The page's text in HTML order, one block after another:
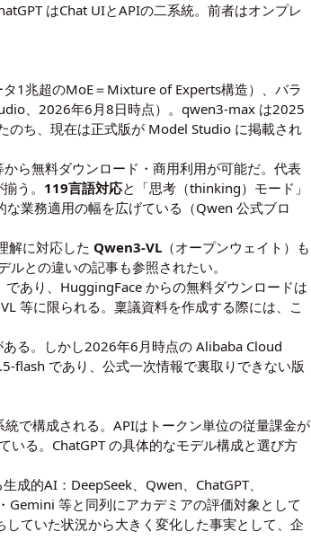
はChat UIとAPIの二系統。前者はオンプレ
タ1兆超のMoE＝Mixture of Experts構造）、バラ
、2026年6月8日時点）。qwen3-max は2025
のち、現在は正式版が Model Studio に掲載され
ら無料ダウンロード・商用利用が可能だ。代表
う。 119言語対応と「思考（thinking）モード」
業務適用の幅を広げている（Qwen 公式ブロ
解に対応した Qwen3-VL （オープンウェイト）も
ルとの違いの記事も参照されたい。
であり、HuggingFace からの無料ダウンロードは
等に限られる。稟議資料を作成する際には、こ
る。しかし2026年6月時点の Alibaba Cloud
であり、公式一次情報で裏取りできない版
で構成される。APIはトークン単位の従量課金が
る。ChatGPT の具体的なモデル構成と選び方
成的AI：DeepSeek、Qwen、ChatGPT、
等と同列にアカデミアの評価対象として
ていた状況から大きく変化した事実として、企